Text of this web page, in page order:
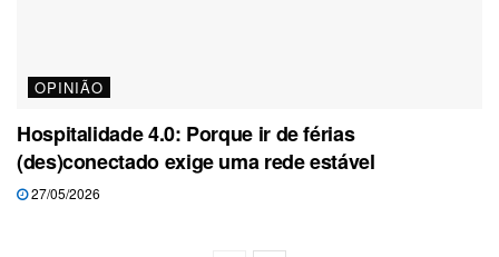
OPINIÃO
Hospitalidade 4.0: Porque ir de férias
(des)conectado exige uma rede estável
27/05/2026